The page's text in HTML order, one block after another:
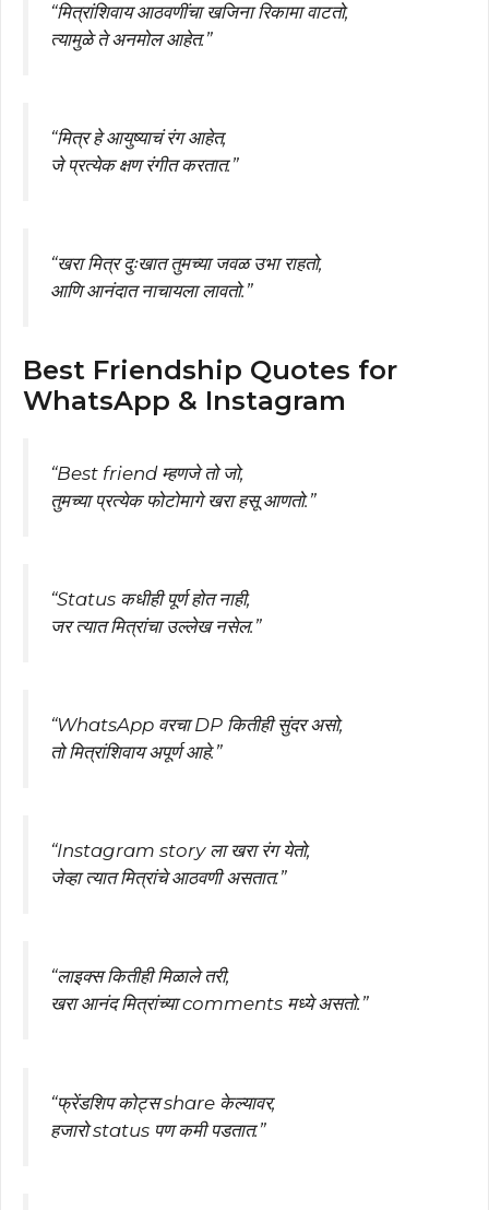
“मित्रांशिवाय आठवणींचा खजिना रिकामा वाटतो,
त्यामुळे ते अनमोल आहेत.”
“मित्र हे आयुष्याचं रंग आहेत,
जे प्रत्येक क्षण रंगीत करतात.”
“खरा मित्र दुःखात तुमच्या जवळ उभा राहतो,
आणि आनंदात नाचायला लावतो.”
Best Friendship Quotes for
WhatsApp & Instagram
“Best friend म्हणजे तो जो,
तुमच्या प्रत्येक फोटोमागे खरा हसू आणतो.”
“Status कधीही पूर्ण होत नाही,
जर त्यात मित्रांचा उल्लेख नसेल.”
“WhatsApp वरचा DP कितीही सुंदर असो,
तो मित्रांशिवाय अपूर्ण आहे.”
“Instagram story ला खरा रंग येतो,
जेव्हा त्यात मित्रांचे आठवणी असतात.”
“लाइक्स कितीही मिळाले तरी,
खरा आनंद मित्रांच्या comments मध्ये असतो.”
“फ्रेंडशिप कोट्स share केल्यावर,
हजारो status पण कमी पडतात.”